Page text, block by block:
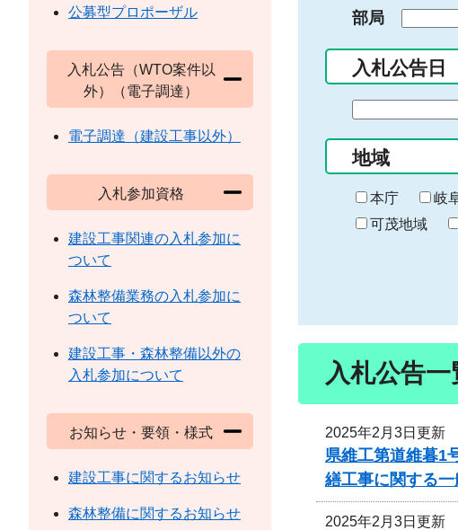
部局
入札公告日
の
始
ま
り
地域
本庁 岐
可茂地域
入札公告一
2025年2月3日更新
県維工第道維暮
繕工事に関する
2025年2月3日更新
公募型プロポーザル
入札公告（WTO案件以
外）（電子調達）
電子調達（建設工事以外）
入札参加資格
建設工事関連の入札参加に
ついて
森林整備業務の入札参加に
ついて
建設工事・森林整備以外の
入札参加について
お知らせ・要領・様式
建設工事に関するお知らせ
森林整備に関するお知らせ